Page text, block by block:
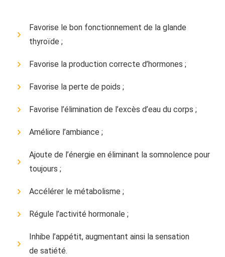
Favorise le bon fonctionnement de la glande
thyroïde ;
Favorise la production correcte d’hormones ;
Favorise la perte de poids ;
Favorise l’élimination de l’excès d’eau du corps ;
Améliore l’ambiance ;
Ajoute de l’énergie en éliminant la somnolence pour
toujours ;
Accélérer le métabolisme ;
Régule l’activité hormonale ;
Inhibe l’appétit, augmentant ainsi la sensation
de satiété.